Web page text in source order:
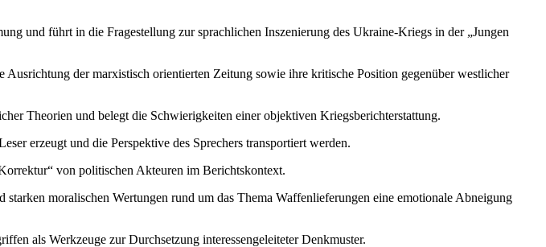
und führt in die Fragestellung zur sprachlichen Inszenierung des Ukraine-Kriegs in der „Jungen
Ausrichtung der marxistisch orientierten Zeitung sowie ihre kritische Position gegenüber westlicher
Theorien und belegt die Schwierigkeiten einer objektiven Kriegsberichterstattung.
erzeugt und die Perspektive des Sprechers transportiert werden.
von politischen Akteuren im Berichtskontext.
moralischen Wertungen rund um das Thema Waffenlieferungen eine emotionale Abneigung
als Werkzeuge zur Durchsetzung interessengeleiteter Denkmuster.